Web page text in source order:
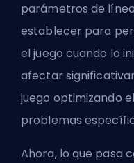
parámetros de
establecer para
el juego cuando lo
afectar
juego optimizando
problemas
Ahora, lo que pasa